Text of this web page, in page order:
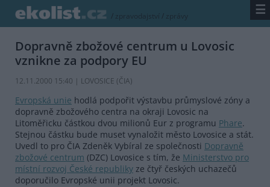
/ zpravodajství / zprávy ☰
Dopravně zbožové centrum u Lovosic
vznikne za podpory EU
12.11.2000 15:40 | LOVOSICE (ČIA)
Evropská unie hodlá podpořit výstavbu průmyslové zóny a
dopravně zbožového centra na okraji Lovosic na
Litoměřicku částkou dvou milionů Eur z programu Phare.
Stejnou částku bude muset vynaložit město Lovosice a stát.
Uvedl to pro ČIA Zdeněk Vybíral ze společnosti Dopravně
zbožové centrum (DZC) Lovosice s tím, že Ministerstvo pro
místní rozvoj České republiky ze čtyř českých uchazečů
doporučilo Evropské unii projekt Lovosic.